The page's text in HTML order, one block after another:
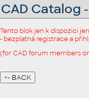
CAD Catalog
Tento blok jen k dispozici
- bezplatná registrace a
(for CAD forum members